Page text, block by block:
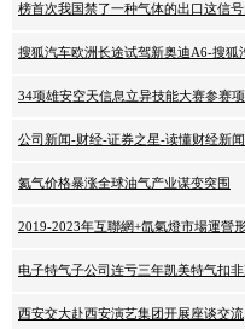
榜首次我国禁了一种气体的出口这信
搜狐汽车欧洲长途试驾新奥迪A6-搜狐
34项雄安空天信息立异技能大赛参赛
公司新闻-财经-证券之星-读懂财经新闻
氦气价格暴涨全球油气产业谋变突围
2019-2023年互聯網+氙氣燈市場運營
电子特气子公司连亏三年凯美特气扣
西安交大赴西安演艺集团开展座谈交流